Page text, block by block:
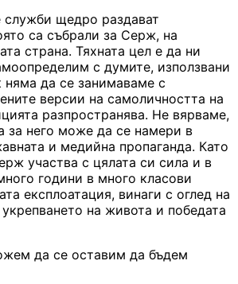
служби щедро раздават
са събрали за Серж, на
страна. Тяхната цел е да ни
с думите, използвани
няма да се занимаваме с
версии на самоличността на
разпространява. Не вярваме,
за него може да се намери в
и медийна пропаганда. Като
участва с цялата си сила и в
години в много класови
експлоатация, винаги с оглед на
на живота и победата
да се оставим да бъдем